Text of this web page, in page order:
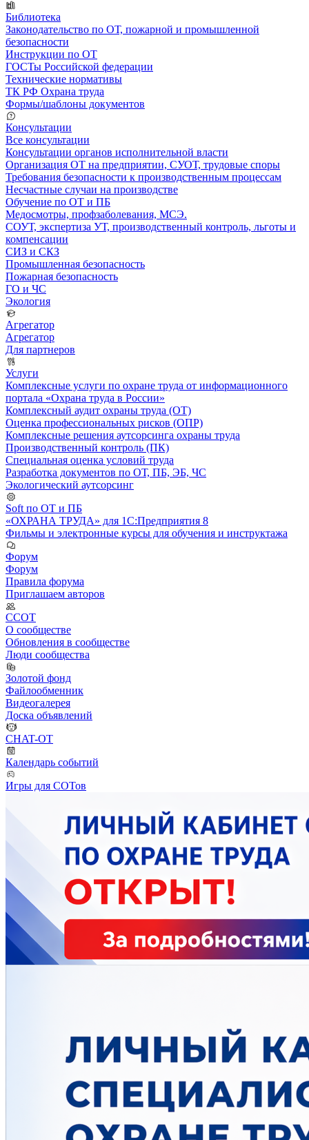
Библиотека
Законодательство по ОТ, пожарной и промышленной
безопасности
Инструкции по ОТ
ГОСТы Российской федерации
Технические нормативы
ТК РФ Охрана труда
Формы/шаблоны документов
Консультации
Все консультации
Консультации органов исполнительной власти
Организация ОТ на предприятии, СУОТ, трудовые споры
Требования безопасности к производственным процессам
Несчастные случаи на производстве
Обучение по ОТ и ПБ
Медосмотры, профзаболевания, МСЭ.
СОУТ, экспертиза УТ, производственный контроль, льготы и
компенсации
СИЗ и СКЗ
Промышленная безопасность
Пожарная безопасность
ГО и ЧС
Экология
Агрегатор
Агрегатор
Для партнеров
Услуги
Комплексные услуги по охране труда от информационного
портала «Охрана труда в России»
Комплексный аудит охраны труда (ОТ)
Оценка профессиональных рисков (ОПР)
Комплексные решения аутсорсинга охраны труда
Производственный контроль (ПК)
Специальная оценка условий труда
Разработка документов по ОТ, ПБ, ЭБ, ЧС
Экологический аутсорсинг
Soft по ОТ и ПБ
«ОХРАНА ТРУДА» для 1С:Предприятия 8
Фильмы и электронные курсы для обучения и инструктажа
Форум
Форум
Правила форума
Приглашаем авторов
ССОТ
О сообществе
Обновления в сообществе
Люди сообщества
Золотой фонд
Файлообменник
Видеогалерея
Доска объявлений
CHAT-OT
Календарь событий
Игры для СОТов